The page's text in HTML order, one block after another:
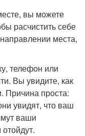
вы можете
расчистить себе
места,
телефон или
Вы увидите, как
Причина проста:
увидят, что ваш
ваши